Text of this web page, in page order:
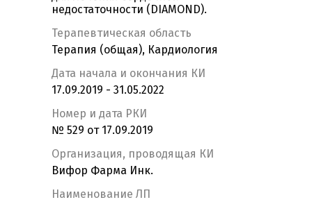
недостаточности (DIAMOND).
Терапевтическая область
Терапия (общая), Кардиология
Дата начала и окончания КИ
17.09.2019 - 31.05.2022
Номер и дата РКИ
№ 529 от 17.09.2019
Организация, проводящая КИ
Вифор Фарма Инк.
Наименование ЛП